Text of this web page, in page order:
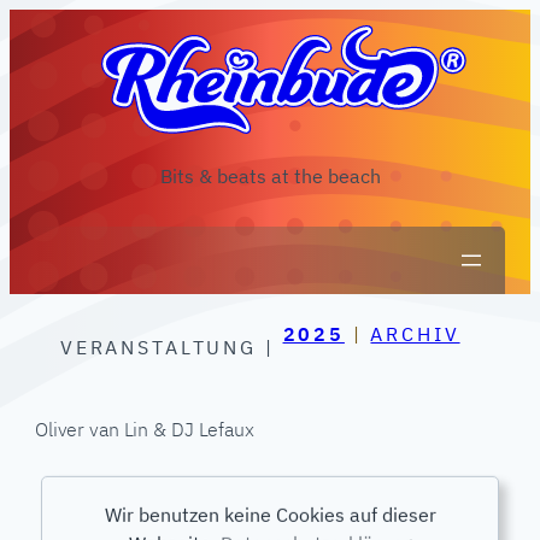
Zum
Inhalt
Bits & beats at the beach
VERANSTALTUNG |2025 | ARCHIV
Oliver van Lin & DJ Lefaux
Wir benutzen keine Cookies auf dieser